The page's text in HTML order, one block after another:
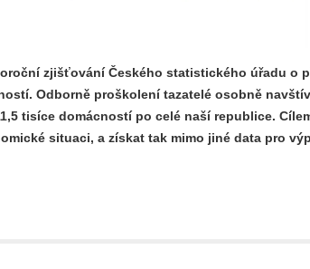
zjišťování Českého statistického úřadu o
Odborně proškolení tazatelé osobně
tisíce domácností po celé naší republice.
situaci, a získat tak mimo jiné data pro